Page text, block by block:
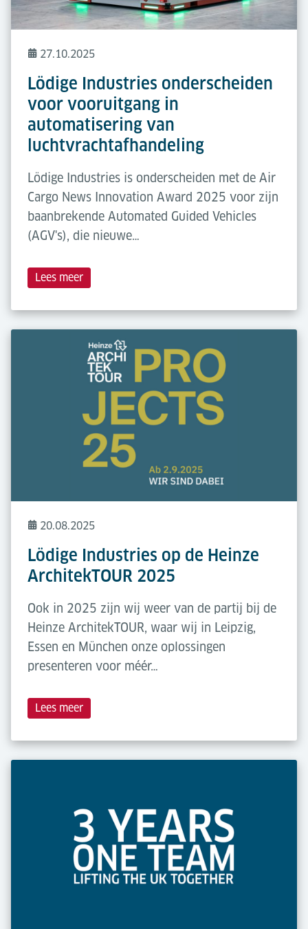
27.10.2025
Lödige Industries onderscheiden
voor vooruitgang in
automatisering van
luchtvrachtafhandeling
Lödige Industries is onderscheiden met de Air
Cargo News Innovation Award 2025 voor zijn
baanbrekende Automated Guided Vehicles
(AGV's), die nieuwe…
Lees meer
20.08.2025
Lödige Industries op de Heinze
ArchitekTOUR 2025
Ook in 2025 zijn wij weer van de partij bij de
Heinze ArchitekTOUR, waar wij in Leipzig,
Essen en München onze oplossingen
presenteren voor méér…
Lees meer